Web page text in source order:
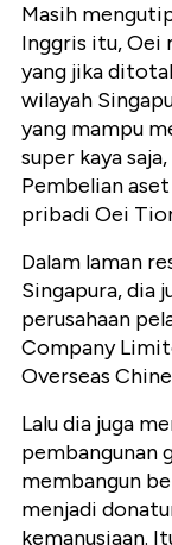
Masih
Inggris itu, Oei
yang jika
wilayah
yang mampu
super kaya
Pembelian
pribadi Oei
Dalam laman
Singapura, dia
perusahaan
Company
Overseas
Lalu dia juga
pembangunan
membangun
menjadi
kemanusiaan.